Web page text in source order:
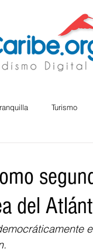
Turismo
CARIBE Política
del